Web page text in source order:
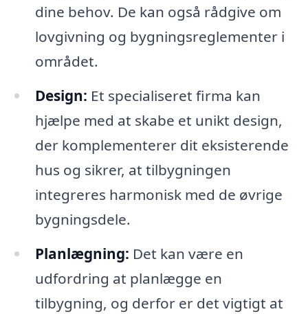
dine behov. De kan også rådgive om
lovgivning og bygningsreglementer i
området.
Design: Et specialiseret firma kan
hjælpe med at skabe et unikt design,
der komplementerer dit eksisterende
hus og sikrer, at tilbygningen
integreres harmonisk med de øvrige
bygningsdele.
Planlægning: Det kan være en
udfordring at planlægge en
tilbygning, og derfor er det vigtigt at